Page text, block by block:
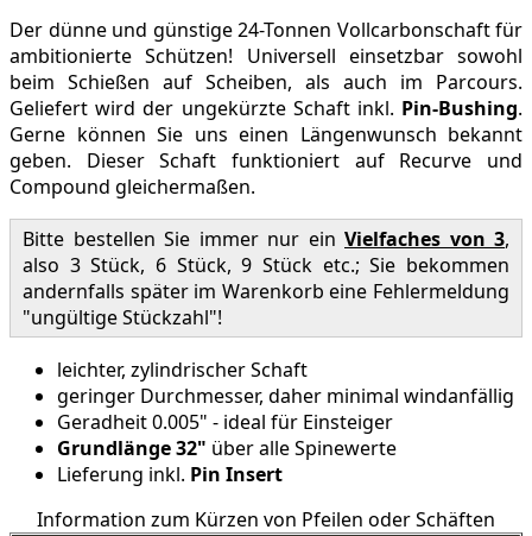
Der dünne und günstige 24-Tonnen Vollcarbonschaft für
ambitionierte Schützen! Universell einsetzbar sowohl
beim Schießen auf Scheiben, als auch im Parcours.
Geliefert wird der ungekürzte Schaft inkl. Pin-Bushing.
Gerne können Sie uns einen Längenwunsch bekannt
geben. Dieser Schaft funktioniert auf Recurve und
Compound gleichermaßen.
Bitte bestellen Sie immer nur ein Vielfaches von 3,
also 3 Stück, 6 Stück, 9 Stück etc.; Sie bekommen
andernfalls später im Warenkorb eine Fehlermeldung
"ungültige Stückzahl"!
leichter, zylindrischer Schaft
geringer Durchmesser, daher minimal windanfällig
Geradheit 0.005" - ideal für Einsteiger
Grundlänge 32" über alle Spinewerte
Lieferung inkl. Pin Insert
Information zum Kürzen von Pfeilen oder Schäften